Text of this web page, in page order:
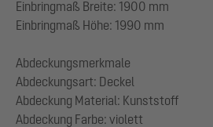
Einbringmaß Breite: 1900 mm
Einbringmaß Höhe: 1990 mm
Abdeckungsmerkmale
Abdeckungsart: Deckel
Abdeckung Material: Kunststoff
Abdeckung Farbe: violett